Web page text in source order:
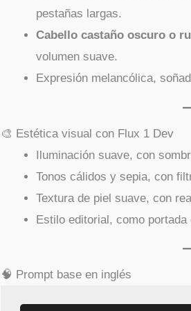
pestañas largas.
Cabello castaño oscuro o
volumen suave.
Expresión melancólica,
🎨 Estética visual con Flux 1 Dev
Iluminación suave, con
Tonos cálidos y sepia, con
Textura de piel suave, con
Estilo editorial, como
🧠 Prompt base en inglés